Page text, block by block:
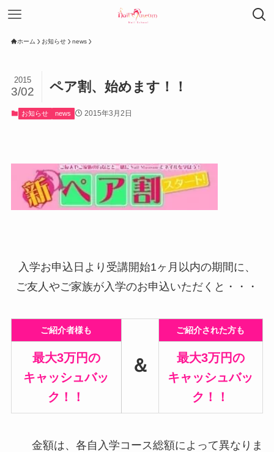
ホーム お知らせ news
ペア割、始めます！！
2015
3/02
お知らせ news 2015年3月2日
入学お申込日より受講開始1ヶ月以内の期間に、
ご友人やご家族が入学のお申込いただくと・・・
ご紹介者様も
＆
ご紹介された方も
最大3万円の
キャッシュバッ
ク！！
最大3万円の
キャッシュバッ
ク！！
金額は、各自入学コース総額によって異なりま